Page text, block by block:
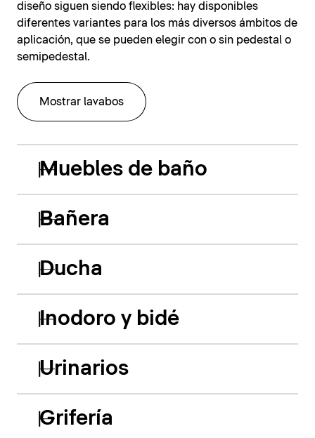
diseño siguen siendo flexibles: hay disponibles
diferentes variantes para los más diversos ámbitos de
aplicación, que se pueden elegir con o sin pedestal o
semipedestal.
Mostrar lavabos
Muebles de baño
Bañera
Ducha
Inodoro y bidé
Urinarios
Grifería